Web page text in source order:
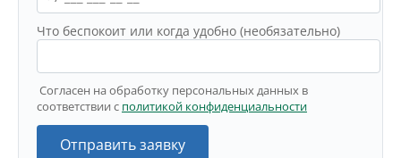
Что беспокоит или когда удобно (необязательно)
Согласен на обработку персональных данных в
соответствии с политикой конфиденциальности
Отправить заявку